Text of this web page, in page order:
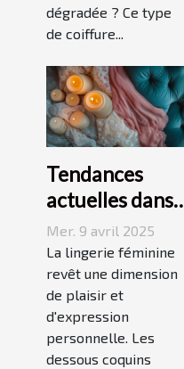
dégradée ? Ce type
de coiffure...
Tendances
actuelles dans
les dessous
coquins pour
femmes
Mer. 9 avril 2025
La lingerie féminine
revêt une dimension
de plaisir et
d'expression
personnelle. Les
dessous coquins